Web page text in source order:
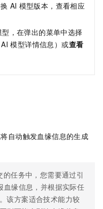
AI 模型版本，查看相应
型，在弹出的菜单中选择
AI 模型详情信息）或查看
自动触发血缘信息的生成
的任务中，您需要通过引
血缘信息，并根据实际任
该方案适合技术能力较